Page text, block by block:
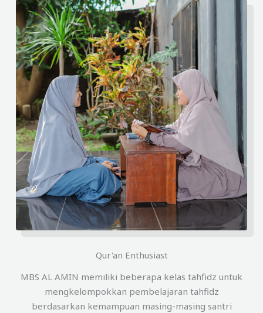
Qur'an Enthusiast
MBS AL AMIN memiliki beberapa kelas tahfidz untuk
mengkelompokkan pembelajaran tahfidz
berdasarkan kemampuan masing-masing santri